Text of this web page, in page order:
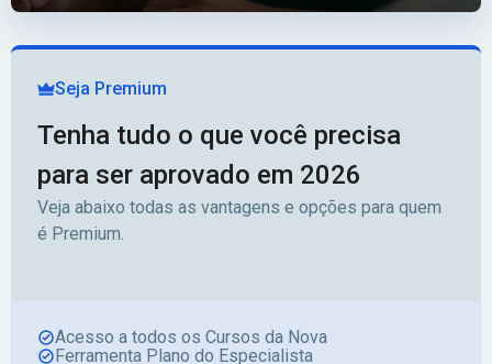
Seja Premium
Tenha tudo o que você precisa
para ser aprovado em 2026
Veja abaixo todas as vantagens e opções para quem
é Premium.
Acesso a todos os Cursos da Nova
Ferramenta Plano do Especialista